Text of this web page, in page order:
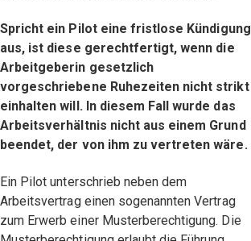
Spricht ein Pilot eine fristlose Kündigung
aus, ist diese gerechtfertigt, wenn die
Arbeitgeberin gesetzlich
vorgeschriebene Ruhezeiten nicht strikt
einhalten will. In diesem Fall wurde das
Arbeitsverhältnis nicht aus einem Grund
beendet, der von ihm zu vertreten wäre.
Ein Pilot unterschrieb neben dem
Arbeitsvertrag einen sogenannten Vertrag
zum Erwerb einer Musterberechtigung. Die